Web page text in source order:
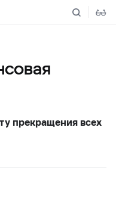
прекращения всех